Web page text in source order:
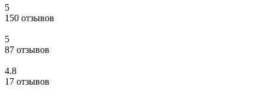
5
150 отзывов
5
87 отзывов
4.8
17 отзывов